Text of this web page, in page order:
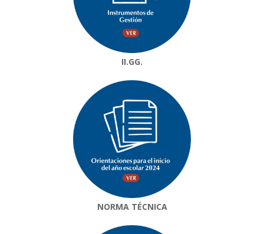
II.GG.
NORMA TÉCNICA